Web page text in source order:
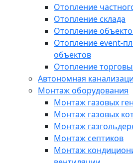
Отопление
Отопление склада
Отопление
Отопление event-
объектов
Отопление
Автономная
Монтаж оборудования
Монтаж газовых
Монтаж газовых
Монтаж
Монтаж септиков
Монтаж